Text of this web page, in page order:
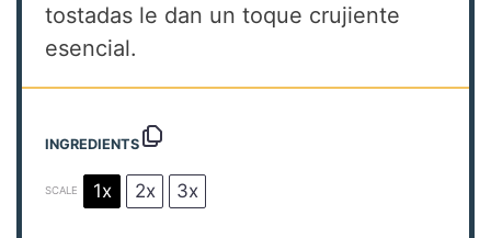
tostadas le dan un toque crujiente
esencial.
INGREDIENTS
SCALE 1x 2x 3x